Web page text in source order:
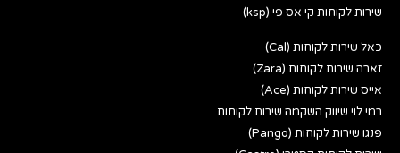
שירות לקוחות קי אס פי (ksp)
כאל שירות לקוחות (Cal)
זארה שירות לקוחות (Zara)
אייס שירות לקוחות (Ace)
רמי לוי שיווק השקמה שירות לקוחות
פנגו שירות לקוחות (Pango)